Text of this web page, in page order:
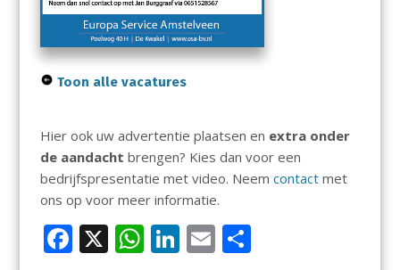
Toon alle vacatures
Hier ook uw advertentie plaatsen en extra onder
de aandacht brengen? Kies dan voor een
bedrijfspresentatie met video. Neem contactmet
ons op voor meer informatie.
F X W Li E D